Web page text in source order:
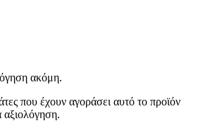
ακόμη.
που έχουν αγοράσει αυτό το προϊόν